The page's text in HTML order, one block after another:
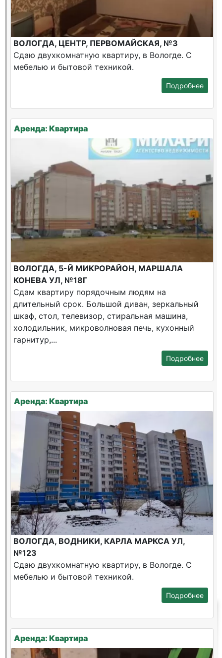
ВОЛОГДА, ЦЕНТР, ПЕРВОМАЙСКАЯ, №3
Сдаю двухкомнатную квартиру, в Вологде. С
мебелью и бытовой техникой.
Подробнее
Аренда: Квартира
ВОЛОГДА, 5-Й МИКРОРАЙОН, МАРШАЛА
КОНЕВА УЛ, №18Г
Сдам квартиру порядочным людям на
длительный срок. Большой диван, зеркальный
шкаф, стол, телевизор, стиральная машина,
холодильник, микроволновая печь, кухонный
гарнитур,...
Подробнее
Аренда: Квартира
ВОЛОГДА, ВОДНИКИ, КАРЛА МАРКСА УЛ,
№123
Сдаю двухкомнатную квартиру, в Вологде. С
мебелью и бытовой техникой.
Подробнее
Аренда: Квартира